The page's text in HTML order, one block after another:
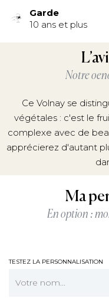
Garde
10 ans et plus
Notre
Ce Volnay se
végétales : c'est le
complexe avec de
apprécierez d'autant
Ma
En option :
TESTEZ LA PERSONNALISATION